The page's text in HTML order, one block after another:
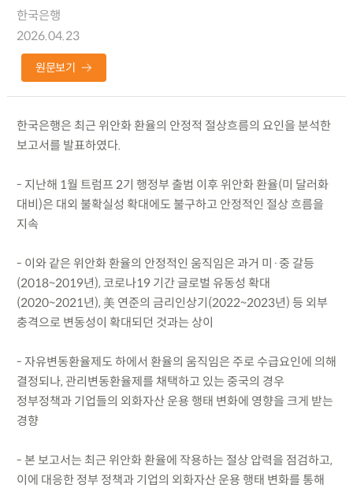
한국은행
2026.04.23
원문보기
한국은행은 최근 위안화 환율의 안정적 절상흐름의 요인을 분석한
보고서를 발표하였다.
- 지난해 1월 트럼프 2기 행정부 출범 이후 위안화 환율(미 달러화
대비)은 대외 불확실성 확대에도 불구하고 안정적인 절상 흐름을
지속
- 이와 같은 위안화 환율의 안정적인 움직임은 과거 미·중 갈등
(2018~2019년), 코로나19 기간 글로벌 유동성 확대
(2020~2021년), 美 연준의 금리인상기(2022~2023년) 등 외부
충격으로 변동성이 확대되던 것과는 상이
- 자유변동환율제도 하에서 환율의 움직임은 주로 수급요인에 의해
결정되나, 관리변동환율제를 채택하고 있는 중국의 경우
정부정책과 기업들의 외화자산 운용 행태 변화에 영향을 크게 받는
경향
- 본 보고서는 최근 위안화 환율에 작용하는 절상 압력을 점검하고,
이에 대응한 정부 정책과 기업의 외화자산 운용 행태 변화를 통해